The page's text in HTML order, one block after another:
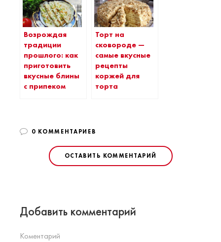
Возрождая
традиции
прошлого: как
приготовить
вкусные блины
с припеком
Торт на
сковороде —
самые вкусные
рецепты
коржей для
торта
0 КОММЕНТАРИЕВ
ОСТАВИТЬ КОММЕНТАРИЙ
Добавить комментарий
Коментарий